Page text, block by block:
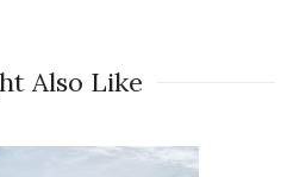
Also Like